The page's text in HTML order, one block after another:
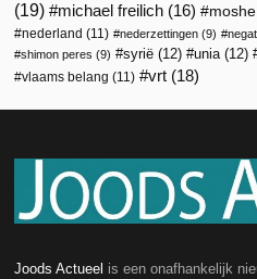
(19)
michael freilich (16)
nederland (11) nederzettingen (9)
shimon peres (9) syrië (12) unia (12)
vlaams belang (11) vrt (18)
Joods Actueel is een onafhankelijk